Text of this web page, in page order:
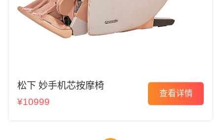
松下 妙手机芯按摩椅
¥10999
查看详情